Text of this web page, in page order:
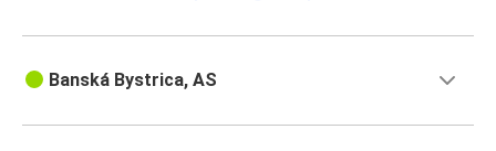
Banská Bystrica, AS